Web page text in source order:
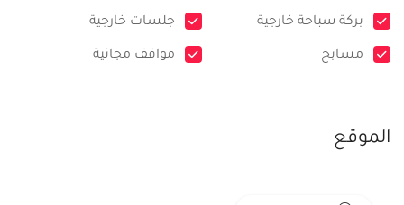
بركة سباحة خارجية جلسات خارجية
مسابح مواقف مجانية
الموقع